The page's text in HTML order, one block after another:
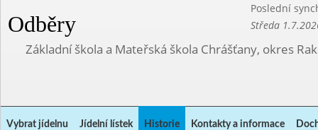
Odběry
Poslední
Středa
Základní škola a Mateřská škola Chrášťany, okres
Vybrat jídelnu Jídelní lístek Historie Kontakty a informace